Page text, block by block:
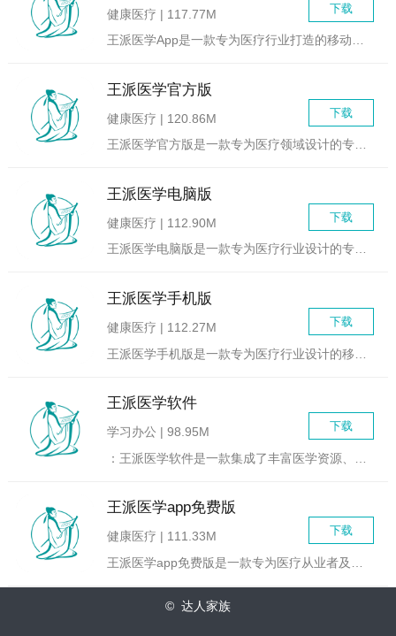
下载
健康医疗 | 117.77M
王派医学App是一款专为医疗行业打造的移动应用，旨在为用户提...
王派医学官方版
下载
健康医疗 | 120.86M
王派医学官方版是一款专为医疗领域设计的专业软件，旨在为用户提...
王派医学电脑版
下载
健康医疗 | 112.90M
王派医学电脑版是一款专为医疗行业设计的专业软件，旨在提供全面...
王派医学手机版
下载
健康医疗 | 112.27M
王派医学软件
下载
学习办公 | 98.95M
王派医学app免费版
下载
健康医疗 | 111.33M
© 达人家族